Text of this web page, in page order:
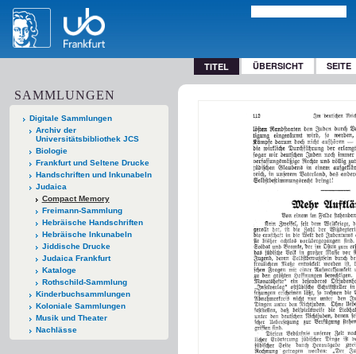
TITEL ÜBERSICHT SEITE
SAMMLUNGEN
Digitale Sammlungen
Archiv der
Universitätsbibliothek JCS
Biologie
Frankfurt und Seltene Drucke
Handschriften und Inkunabeln
Judaica
Compact Memory
Freimann-Sammlung
Hebräische Handschriften
Hebräische Inkunabeln
Jiddische Drucke
Judaica Frankfurt
Kataloge
Rothschild-Sammlung
Kinderbuchsammlungen
Koloniale Sammlungen
Musik und Theater
Nachlässe